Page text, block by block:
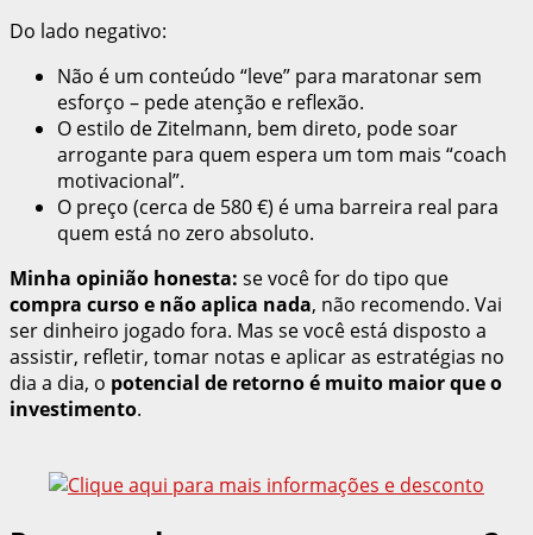
Do lado negativo:
Não é um conteúdo “leve” para maratonar sem
esforço – pede atenção e reflexão.
O estilo de Zitelmann, bem direto, pode soar
arrogante para quem espera um tom mais “coach
motivacional”.
O preço (cerca de 580 €) é uma barreira real para
quem está no zero absoluto.
Minha opinião honesta: se você for do tipo que
compra curso e não aplica nada, não recomendo. Vai
ser dinheiro jogado fora. Mas se você está disposto a
assistir, refletir, tomar notas e aplicar as estratégias no
dia a dia, o potencial de retorno é muito maior que o
investimento.